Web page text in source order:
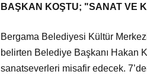
BAŞKAN KOŞTU; "SANAT VE
Bergama Belediyesi Kültür
belirten Belediye Başkanı Hakan
sanatseverleri misafir edecek.